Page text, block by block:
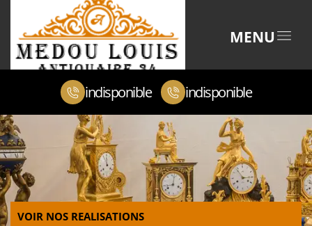
MENU
indisponible indisponible
VOIR NOS REALISATIONS